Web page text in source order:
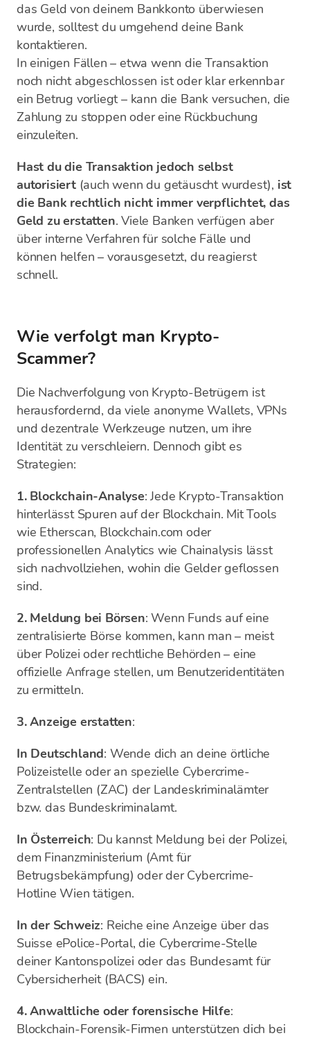
das Geld von deinem Bankkonto überwiesen
wurde, solltest du umgehend deine Bank
kontaktieren.
In einigen Fällen – etwa wenn die Transaktion
noch nicht abgeschlossen ist oder klar erkennbar
ein Betrug vorliegt – kann die Bank versuchen, die
Zahlung zu stoppen oder eine Rückbuchung
einzuleiten.
Hast du die Transaktion jedoch selbst
autorisiert(auch wenn du getäuscht wurdest), ist
die Bank rechtlich nicht immer verpflichtet, das
Geld zu erstatten. Viele Banken verfügen aber
über interne Verfahren für solche Fälle und
können helfen – vorausgesetzt, du reagierst
schnell.
Wie verfolgt man Krypto-
Scammer?
Die Nachverfolgung von Krypto-Betrügern ist
herausfordernd, da viele anonyme Wallets, VPNs
und dezentrale Werkzeuge nutzen, um ihre
Identität zu verschleiern. Dennoch gibt es
Strategien:
1. Blockchain-Analyse: Jede Krypto-Transaktion
hinterlässt Spuren auf der Blockchain. Mit Tools
wie Etherscan, Blockchain.com oder
professionellen Analytics wie Chainalysis lässt
sich nachvollziehen, wohin die Gelder geflossen
sind.
2. Meldung bei Börsen: Wenn Funds auf eine
zentralisierte Börse kommen, kann man – meist
über Polizei oder rechtliche Behörden – eine
offizielle Anfrage stellen, um Benutzeridentitäten
zu ermitteln.
3. Anzeige erstatten:
In Deutschland: Wende dich an deine örtliche
Polizeistelle oder an spezielle Cybercrime-
Zentralstellen (ZAC) der Landeskriminalämter
bzw. das Bundeskriminalamt.
In Österreich: Du kannst Meldung bei der Polizei,
dem Finanzministerium (Amt für
Betrugsbekämpfung) oder der Cybercrime-
Hotline Wien tätigen.
In der Schweiz: Reiche eine Anzeige über das
Suisse ePolice-Portal, die Cybercrime-Stelle
deiner Kantonspolizei oder das Bundesamt für
Cybersicherheit (BACS) ein.
4. Anwaltliche oder forensische Hilfe:
Blockchain-Forensik-Firmen unterstützen dich bei